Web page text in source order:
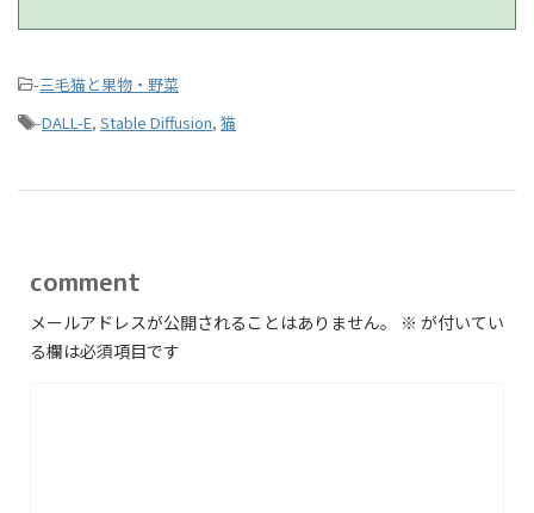
-三毛猫と果物・野菜
-DALL-E, Stable Diffusion, 猫
comment
メールアドレスが公開されることはありません。 ※ が付いてい
る欄は必須項目です